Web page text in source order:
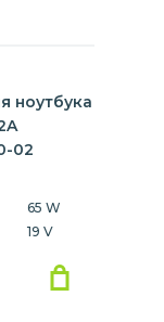
ноутбука
02
65 W
19 V